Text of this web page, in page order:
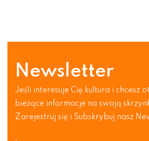
Newsletter
Jeśli interesuje Cię kultura i chcesz
bieżące informacje na swoją
Zarejestruj się i Subskrybuj nasz